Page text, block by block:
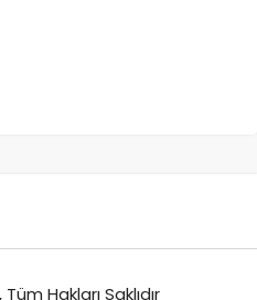
Hakları Saklıdır